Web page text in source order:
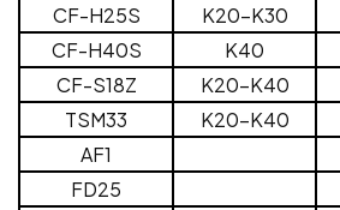
CF-H25S K20-K30
CF-H40S
K40
CF-S18Z
K20-K40
TSM33
K20-K40
AF1
FD25